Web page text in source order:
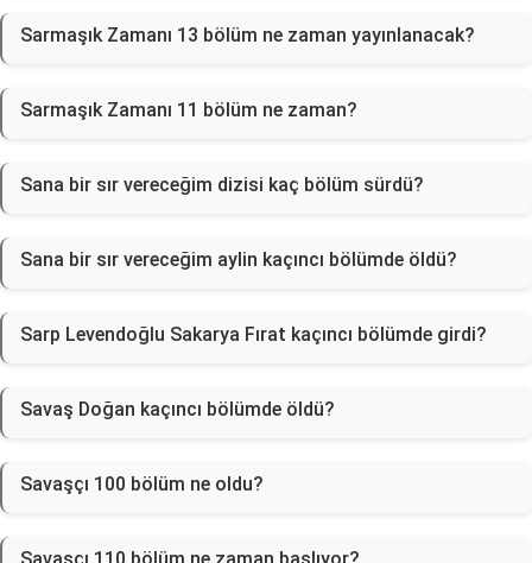
Sarmaşık Zamanı 13 bölüm ne zaman yayınlanacak?
Sarmaşık Zamanı 11 bölüm ne zaman?
Sana bir sır vereceğim dizisi kaç bölüm sürdü?
Sana bir sır vereceğim aylin kaçıncı bölümde öldü?
Sarp Levendoğlu Sakarya Fırat kaçıncı bölümde girdi?
Savaş Doğan kaçıncı bölümde öldü?
Savaşçı 100 bölüm ne oldu?